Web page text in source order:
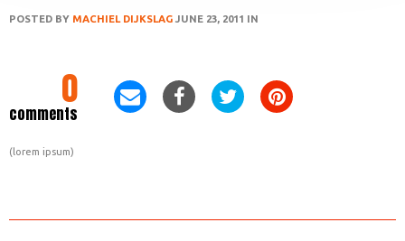
POSTED BY MACHIEL DIJKSLAG JUNE 23, 2011 IN
0
comments
(lorem ipsum)